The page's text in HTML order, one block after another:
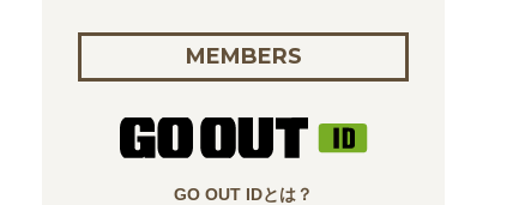
MEMBERS
GO OUT IDとは？